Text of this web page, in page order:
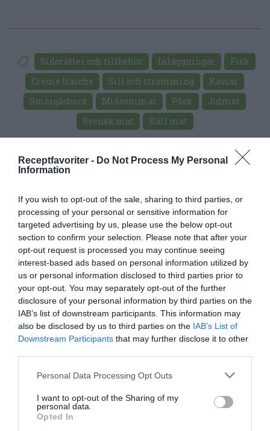
Receptfavoriter - Do Not Process My Personal
Information
If you wish to opt-out of the sale, sharing to third parties, or
processing of your personal or sensitive information for
targeted advertising by us, please use the below opt-out
section to confirm your selection. Please note that after your
opt-out request is processed you may continue seeing
interest-based ads based on personal information utilized by
us or personal information disclosed to third parties prior to
your opt-out. You may separately opt-out of the further
disclosure of your personal information by third parties on the
IAB’s list of downstream participants. This information may
also be disclosed by us to third parties on the IAB’s List of
Downstream Participants that may further disclose it to other
Personal Data Processing Opt Outs
I want to opt-out of the Sharing of my
personal data.
Opted In
Sidorätter och tillbehör Inläggningar
Fisk
Crème fraiche
Sill och strömming
Kaviar
Smörgåsbord
Midsommar Påsk
Julmat
Svensk mat
Kall mat
E-mail Skriv ut
Uppskattat näringsvärde per portion:
86 kcal
Publicerat:2013-12-23,Uppdaterat:2020-06-15
Författare:Henrik
Mattsson
Jag är matskribent samt kock
med en fil. kand i
restauranghögskolan i Grythyttan. På denna sida
delar jag med mig av tusentals olika recept för alla